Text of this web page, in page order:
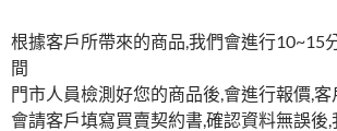
根據客戶所帶來的商品,我們會進行10~15
間
門市人員檢測好您的商品後,會進行報價,
會請客戶填寫買賣契約書,確認資料無誤後